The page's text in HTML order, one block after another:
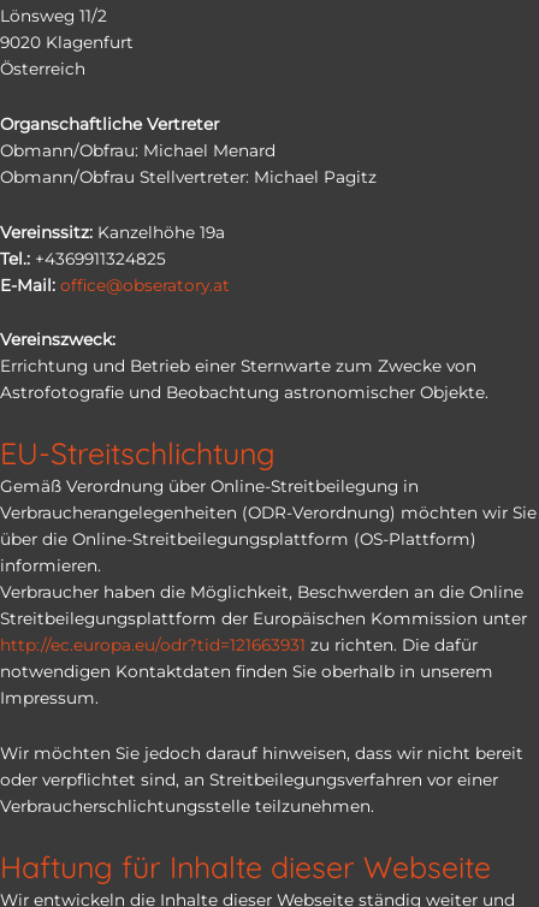
Lönsweg 11/2
9020 Klagenfurt
Österreich
Organschaftliche Vertreter
Obmann/Obfrau: Michael Menard
Obmann/Obfrau Stellvertreter: Michael Pagitz
Vereinssitz: Kanzelhöhe 19a
Tel.: +4369911324825
E-Mail: office@obseratory.at
Vereinszweck:
Errichtung und Betrieb einer Sternwarte zum Zwecke von
Astrofotografie und Beobachtung astronomischer Objekte.
EU-Streitschlichtung
Gemäß Verordnung über Online-Streitbeilegung in
Verbraucherangelegenheiten (ODR-Verordnung) möchten wir Sie
über die Online-Streitbeilegungsplattform (OS-Plattform)
informieren.
Verbraucher haben die Möglichkeit, Beschwerden an die Online
Streitbeilegungsplattform der Europäischen Kommission unter
http://ec.europa.eu/odr?tid=121663931 zu richten. Die dafür
notwendigen Kontaktdaten finden Sie oberhalb in unserem
Impressum.
Wir möchten Sie jedoch darauf hinweisen, dass wir nicht bereit
oder verpflichtet sind, an Streitbeilegungsverfahren vor einer
Verbraucherschlichtungsstelle teilzunehmen.
Haftung für Inhalte dieser Webseite
Wir entwickeln die Inhalte dieser Webseite ständig weiter und